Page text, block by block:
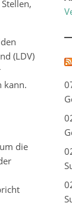
(LDV)
kann.
die